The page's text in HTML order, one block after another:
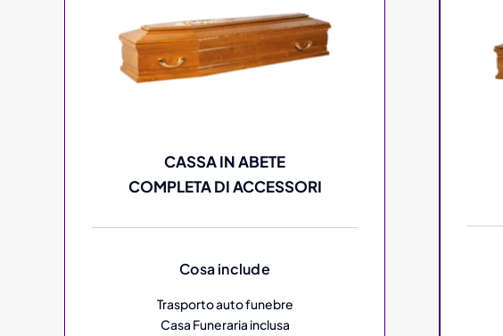
CASSA IN ABETE
COMPLETA DI ACCESSORI
Cosa include
Trasporto auto funebre
Casa Funeraria inclusa